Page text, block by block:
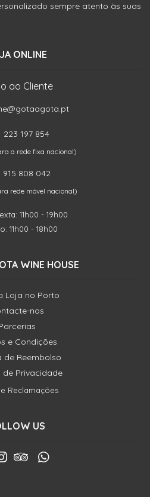
sempre atento às suas
ONLINE
ao Cliente
223 197 854
a rede fixa nacional)
915 808 042
rede móvel nacional)
11h00 - 19h00
11h00 - 18h00
WINE HOUSE
Loja no Porto
nos
e Condições
de Reembolso
de Privacidade
Reclamações
US